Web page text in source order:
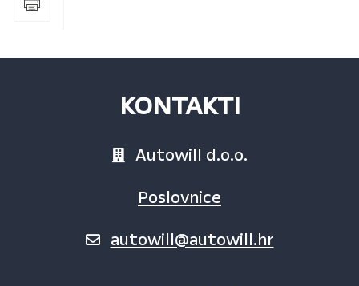
KONTAKTI
Autowill d.o.o.
Poslovnice
autowill@autowill.hr